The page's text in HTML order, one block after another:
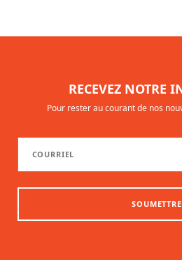
RECEVEZ NOTRE
Pour rester au courant de nos
SOUMETTRE